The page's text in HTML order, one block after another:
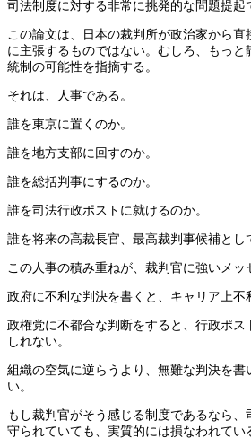
司法制度に対する非常に挑発的な問題提起
この論文は、日本の裁判所が政治家から
に主張するものではない。むしろ、もっと
統制の可能性を指摘する。
それは、人事である。
誰を東京に置くのか。
誰を地方支部に回すのか。
誰を総括判事にするのか。
誰を司法行政ポストに就けるのか。
誰を将来の高裁長官、最高裁判事候補とし
この人事の積み重ねが、裁判官に強いメッ
政府に不利な判決を書くと、キャリア上不
政権党に不都合な判断をすると、行政ポス
しれない。
組織の空気に逆らうより、無難な判決を書
い。
もし裁判官がそう感じる制度であるなら、
守られていても、実質的には損なわれてい